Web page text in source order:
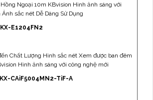
Ngoại 10m KBvision Hình ảnh sáng với
sắc nét Dễ Dàng Sử Dụng
E1204FN2
Chất Lượng Hình sắc nét Xem được ban đêm
Hình ảnh sáng với công nghệ mới
CAiF5004MN2-TiF-A